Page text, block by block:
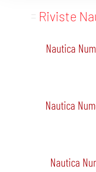
Riviste
Nautica
Nautica
Nautica